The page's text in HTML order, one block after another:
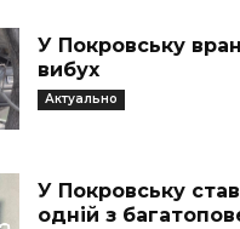
У Покровську
вибух
Актуально
У Покровську
одній з